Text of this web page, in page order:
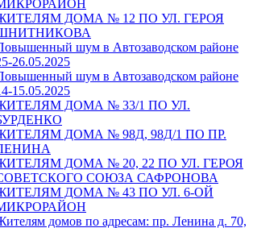
ДОМА № 12 ПО УЛ. ГЕРОЯ
шум в Автозаводском районе
26.05.2025
шум в Автозаводском районе
15.05.2025
ДОМА № 33/1 ПО УЛ.
ДОМА № 98Д, 98Д/1 ПО ПР.
ДОМА № 20, 22 ПО УЛ. ГЕРОЯ
СОЮЗА САФРОНОВА
ДОМА № 43 ПО УЛ. 6-ОЙ
домов по адресам: пр. Ленина д. 70,